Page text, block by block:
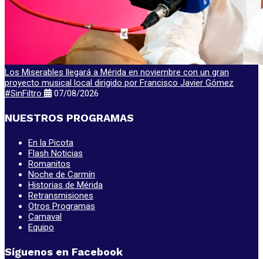
Los Miserables llegará a Mérida en noviembre con un gran
proyecto musical local dirigido por Francisco Javier Gómez
#SinFiltro
07/08/2026
NUESTROS PROGRAMAS
En la Picota
Flash Noticias
Romanitos
Noche de Carmín
Historias de Mérida
Retransmisiones
Otros Programas
Carnaval
Equipo
Síguenos en Facebook